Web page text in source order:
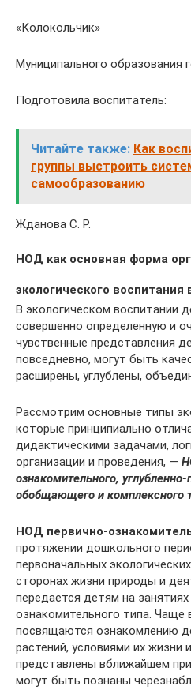
«Колокольчик»
Муниципального образования
Подготовила воспитатель:
Читайте также: Как
группы выстроить
самообразованию
Жданова С. Р.
НОД как основная форма
экологического
В экологическом воспитании
совершенно определенную и
чувственные представления
повседневно, могут быть
расширены, углублены,
Рассмотрим основные типы
которые принципиально
дидактическими задачами,
организации и проведения, —
ознакомительного, углубленно-
обобщающего и комплексного
НОД первично-
протяжении дошкольного
первоначальных
сторонах жизни природы и
передается детям на
ознакомительного типа. Чаще
посвящаются ознакомлению
растений, условиями их жизни
представлены вближайшем
могут быть познаны